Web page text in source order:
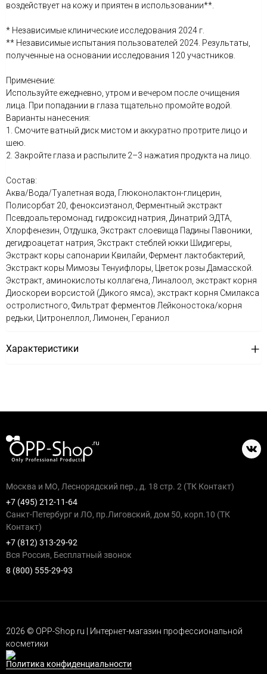
воздействует на кожу и приятен в использовании**.
* Независимые клинические исследования 2024 г.
** Независимые испытания пользователей 2024. Результаты,
полученные на основании исследования 120 участников.
Применение:
Используйте ежедневно, утром и вечером после очищения
лица. При попадании в глаза тщательно промойте водой.
Варианты нанесения:
1. Смочите ватный диск мистом и аккуратно протрите лицо и
шею.
2. Закройте глаза и распылите 2–3 нажатия продукта на лицо.
Состав:
Аква/Вода/Туалетная вода, Глюконолактон-глицерин,
Полисорбат 20, феноксиэтанол, Ферментный экстракт
Псевдоальтеромонад, гидроксид натрия, Динатрий ЭДТА,
Хлорфенезин, Отдушка, Экстракт слоевища Падины Павоники,
дегидроацетат натрия, Экстракт стеблей юкки Шидигеры,
Экстракт коры сапонарии Квилайи, Фермент лактобактерий,
Экстракт коры Мимозы Тенуифлоры, Цветок розы Дамасской.
Экстракт, аминокислоты коллагена, Линалоол, экстракт корня
Диоскореи ворсистой (Дикого ямса), экстракт корня Смилакса
остролистного, Фильтрат ферментов Лейконостока/корня
редьки, Цитронеллол, Лимонен, Гераниол
Характеристики
Москва и МО, Леснорядский пер., д. 18 стр. 2 (ТК Контакт)
+7 (495) 212-11-64
Санкт-Петербург и ЛО, пр.Лиговский, дом 50, корп.10 (ТК
Контакт)
+7 (812) 313-29-92
Вся Россия, Бесплатный звонок
8 (800) 555-29-93
2026 © OPP-Shop.ru | Интернет-магазин профессиональной
косметики
Политика конфиденциальности